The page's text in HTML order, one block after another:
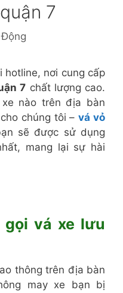
7
hotline, nơi cung cấp
7 chất lượng cao.
nào trên địa bàn
chúng tôi –vá vỏ
sẽ được sử dụng
mang lại sự hài
gọi vá xe lưu
thông trên địa bàn
may xe bạn bị